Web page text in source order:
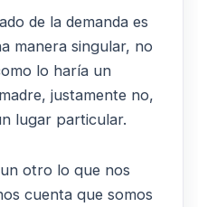
de la demanda es
manera singular, no
lo haría un
justamente no,
lugar particular.
otro lo que nos
cuenta que somos